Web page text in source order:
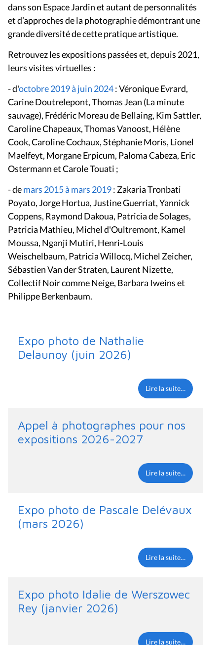
dans son Espace Jardin et autant de personnalités
et d’approches de la photographie démontrant une
grande diversité de cette pratique artistique.
Retrouvez les expositions passées et, depuis 2021,
leurs visites virtuelles :
- d'octobre 2019 à juin 2024: Véronique Evrard,
Carine Doutrelepont, Thomas Jean (La minute
sauvage), Frédéric Moreau de Bellaing, Kim Sattler,
Caroline Chapeaux, Thomas Vanoost, Hélène
Cook, Caroline Cochaux, Stéphanie Moris, Lionel
Maelfeyt, Morgane Erpicum, Paloma Cabeza, Eric
Ostermann et Carole Touati ;
- demars 2015 à mars 2019: Zakaria Tronbati
Poyato, Jorge Hortua, Justine Guerriat, Yannick
Coppens, Raymond Dakoua, Patricia de Solages,
Patricia Mathieu, Michel d'Oultremont, Kamel
Moussa, Nganji Mutiri, Henri-Louis
Weischelbaum, Patricia Willocq, Michel Zeicher,
Sébastien Van der Straten, Laurent Nizette,
Collectif Noir comme Neige, Barbara Iweins et
Philippe Berkenbaum.
Expo photo de Nathalie
Delaunoy (juin 2026)
Lire la suite…
Appel à photographes pour nos
expositions 2026-2027
Lire la suite…
Expo photo de Pascale Delévaux
(mars 2026)
Lire la suite…
Expo photo Idalie de Werszowec
Rey (janvier 2026)
Lire la suite…